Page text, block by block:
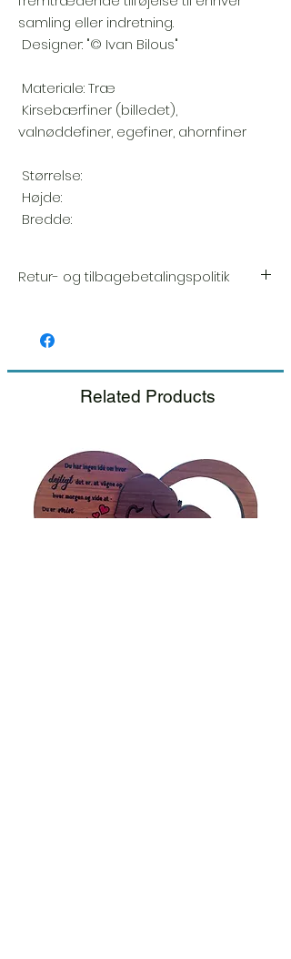
samling eller indretning.
Designer: "© Ivan Bilous"
Materiale: Træ
Kirsebærfiner (billedet),
valnøddefiner, egefiner, ahornfiner
Størrelse:
Højde:
Bredde:
Retur- og tilbagebetalingspolitik
vores højeste prioritet, og vi inspicerer altid
Hvis du bemærker nogen skade, når du
billede, så sørger vi for en hurtig
udskiftning.Se venligst vores retur- og
tilbagebetalingspolitik.
Related Products